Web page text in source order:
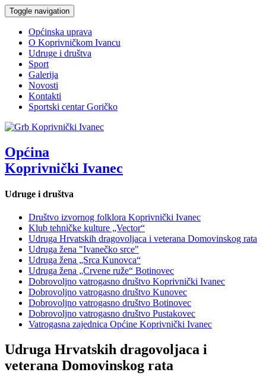
Toggle navigation
Općinska uprava
O Koprivničkom Ivancu
Udruge i društva
Sport
Galerija
Novosti
Kontakti
Sportski centar Goričko
Općina
Koprivnički Ivanec
Udruge i društva
Društvo izvornog folklora Koprivnički Ivanec
Klub tehničke kulture „Vector“
Udruga Hrvatskih dragovoljaca i veterana Domovinskog rata
Udruga žena "Ivanečko srce"
Udruga žena „Srca Kunovca“
Udruga žena „Crvene ruže“ Botinovec
Dobrovoljno vatrogasno društvo Koprivnički Ivanec
Dobrovoljno vatrogasno društvo Kunovec
Dobrovoljno vatrogasno društvo Botinovec
Dobrovoljno vatrogasno društvo Pustakovec
Vatrogasna zajednica Općine Koprivnički Ivanec
Udruga Hrvatskih dragovoljaca i
veterana Domovinskog rata